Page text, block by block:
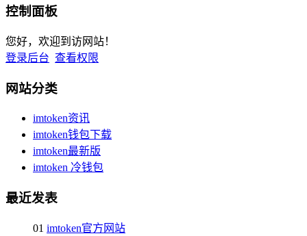
控制面板
您好，欢迎到访网站！
登录后台 查看权限
网站分类
imtoken资讯
imtoken钱包下载
imtoken最新版
imtoken 冷钱包
最近发表
01 imtoken官方网站